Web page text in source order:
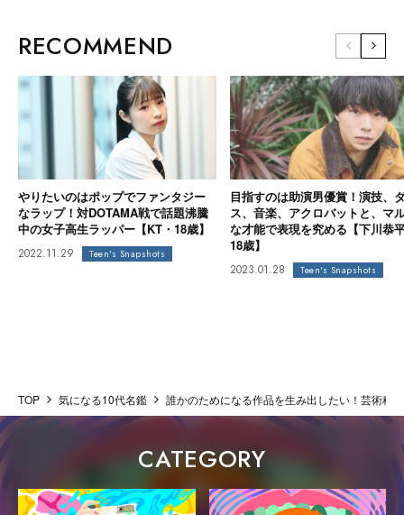
RECOMMEND
やりたいのはポップでファンタジー
なラップ！対DOTAMA戦で話題沸騰
中の女子高生ラッパー【KT・18歳】
2022.11.29 Teen's Snapshots
目指すのは助演男優賞！演技、
ス、音楽、アクロバットと、マ
な才能で表現を究める【下川恭
18歳】
2023.01.28 Teen's Snapshots
TOP 気になる10代名鑑 誰かのためになる作品を生み出したい！芸術科
CATEGORY